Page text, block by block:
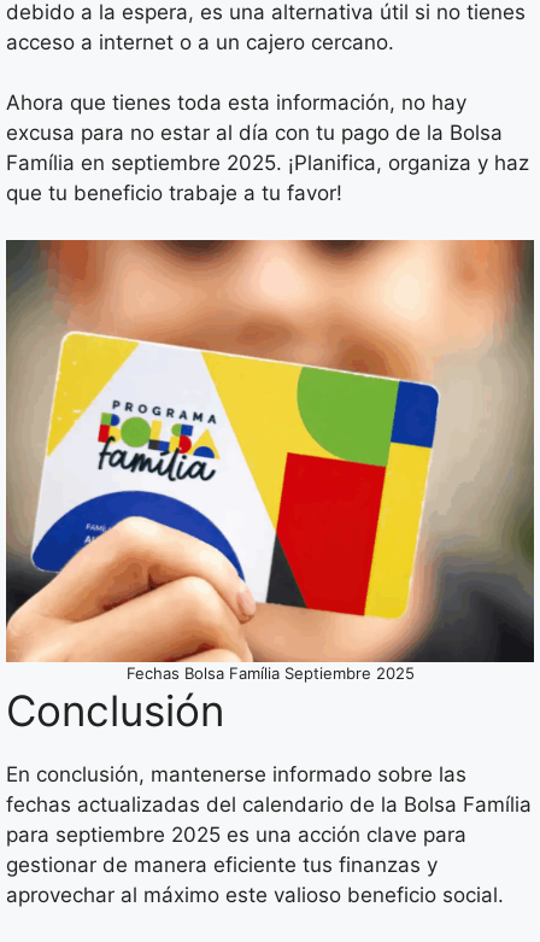
debido a la espera, es una alternativa útil si no tienes
acceso a internet o a un cajero cercano.
Ahora que tienes toda esta información, no hay
excusa para no estar al día con tu pago de la Bolsa
Família en septiembre 2025. ¡Planifica, organiza y haz
que tu beneficio trabaje a tu favor!
Fechas Bolsa Família Septiembre 2025
Conclusión
En conclusión, mantenerse informado sobre las
fechas actualizadas del calendario de la Bolsa Família
para septiembre 2025 es una acción clave para
gestionar de manera eficiente tus finanzas y
aprovechar al máximo este valioso beneficio social.